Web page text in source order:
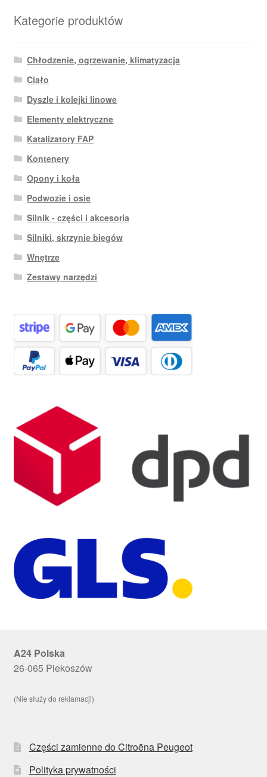
Kategorie produktów
Chłodzenie, ogrzewanie, klimatyzacja
Ciało
Dyszle i kolejki linowe
Elementy elektryczne
Katalizatory FAP
Kontenery
Opony i koła
Podwozie i osie
Silnik - części i akcesoria
Silniki, skrzynie biegów
Wnętrze
Zestawy narzędzi
A24 Polska
26-065 Piekoszów
(Nie służy do reklamacji)
Części zamienne do Citroëna Peugeot
Polityka prywatności